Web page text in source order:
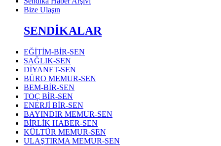
Bize Ulaşın
SENDİKALAR
EĞİTİM-BİR-SEN
SAĞLIK-SEN
DİYANET-SEN
BÜRO MEMUR-SEN
BEM-BİR-SEN
TOÇ BİR-SEN
ENERJİ BİR-SEN
BAYINDIR MEMUR-SEN
BİRLİK HABER-SEN
KÜLTÜR MEMUR-SEN
ULAŞTIRMA MEMUR-SEN